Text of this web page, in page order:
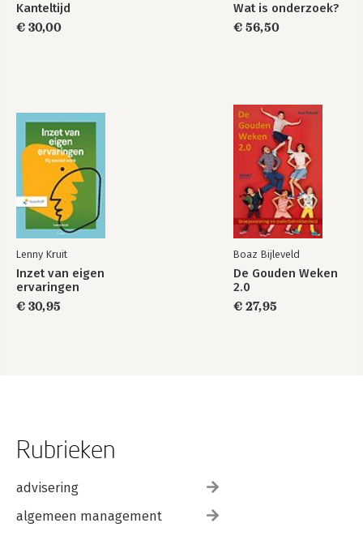
Kanteltijd
€ 30,00
Wat is onderzoek?
€ 56,50
Lenny Kruit
Inzet van eigen
ervaringen
€ 30,95
Boaz Bijleveld
De Gouden Weken
2.0
€ 27,95
Rubrieken
advisering
algemeen management